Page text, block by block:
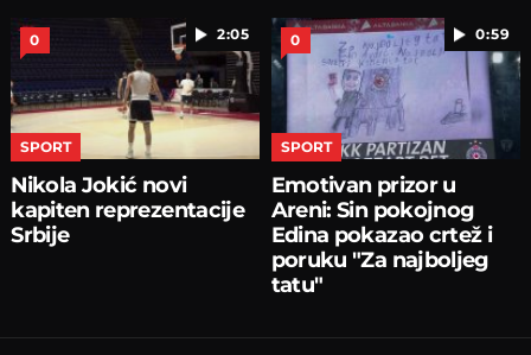
2:05
0
SPORT
Nikola Jokić novi
kapiten reprezentacije
Srbije
0:59
0
SPORT
Emotivan prizor u
Areni: Sin pokojnog
Edina pokazao crtež i
poruku "Za najboljeg
tatu"